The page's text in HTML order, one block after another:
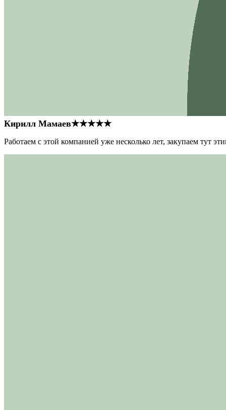
Кирилл Мамаев★★★★★
Работаем с этой компанией уже несколько лет, закупаем тут